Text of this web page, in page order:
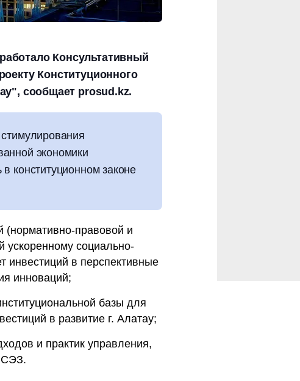
Консультативный
Конституционного
сообщает prosud.kz.
экономики
конституционном законе
(нормативно-правовой и
ускоренному социально-
инвестиций в перспективные
инноваций;
базы для
в развитие г. Алатау;
и практик управления,
СЭЗ.